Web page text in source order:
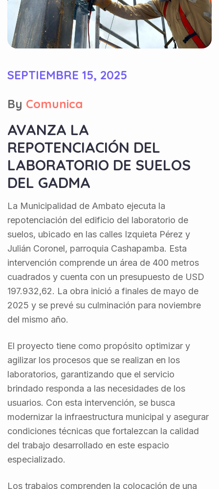
SEPTIEMBRE 15, 2025
By Comunica
AVANZA LA
REPOTENCIACIÓN DEL
LABORATORIO DE SUELOS
DEL GADMA
La Municipalidad de Ambato ejecuta la
repotenciación del edificio del laboratorio de
suelos, ubicado en las calles Izquieta Pérez y
Julián Coronel, parroquia Cashapamba. Esta
intervención comprende un área de 400 metros
cuadrados y cuenta con un presupuesto de USD
197.932,62. La obra inició a finales de mayo de
2025 y se prevé su culminación para noviembre
del mismo año.
El proyecto tiene como propósito optimizar y
agilizar los procesos que se realizan en los
laboratorios, garantizando que el servicio
brindado responda a las necesidades de los
usuarios. Con esta intervención, se busca
modernizar la infraestructura municipal y asegurar
condiciones técnicas que fortalezcan la calidad
del trabajo desarrollado en este espacio
especializado.
Los trabajos comprenden la colocación de una